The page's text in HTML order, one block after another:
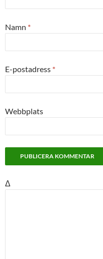
Namn *
E-postadress *
Webbplats
Δ